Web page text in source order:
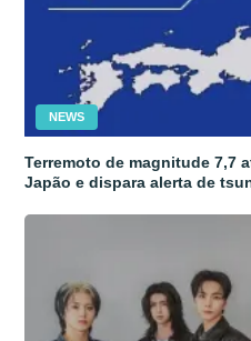
NEWS
Terremoto de magnitude 7,7
Japão e dispara alerta de